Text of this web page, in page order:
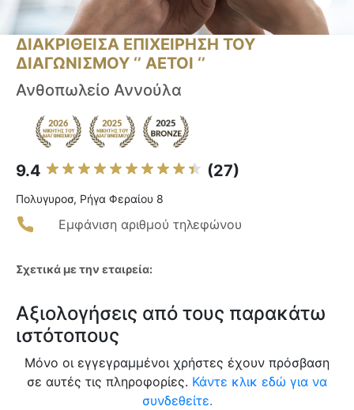
ΔΙΑΚΡΙΘΕΙΣΑ ΕΠΙΧΕΙΡΗΣΗ ΤΟΥ
ΔΙΑΓΩΝΙΣΜΟΥ ‘’ ΑΕΤΟΙ ‘’
Ανθοπωλείο Αννούλα
9.4 (27)
Πολυγυροσ, Ρήγα Φεραίου 8
Εμφάνιση αριθμού τηλεφώνου
Σχετικά με την εταιρεία:
Αξιολογήσεις από τους παρακάτω
ιστότοπους
Μόνο οι εγγεγραμμένοι χρήστες έχουν πρόσβαση
σε αυτές τις πληροφορίες. Κάντε κλικ εδώ για να
συνδεθείτε.